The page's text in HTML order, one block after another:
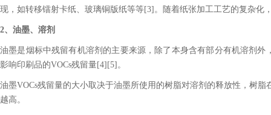
现，如转移镭射卡纸、玻璃铜版纸等等[3]。随着纸张加工工艺的复杂化
2、油墨、溶剂
油墨是烟标中残留有机溶剂的主要来源，除了本身含有部分有机溶剂
影响印刷品的VOCs残留量[4][5]。
油墨VOCs残留量的大小取决于油墨所使用的树脂对溶剂的释放性，树
越高。